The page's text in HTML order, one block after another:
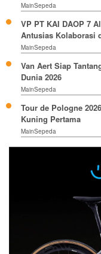
MainSepeda
VP PT KAI DAOP 7
Antusias Kolaborasi
MainSepeda
Van Aert Siap
Dunia 2026
MainSepeda
Tour de Pologne
Kuning Pertama
MainSepeda